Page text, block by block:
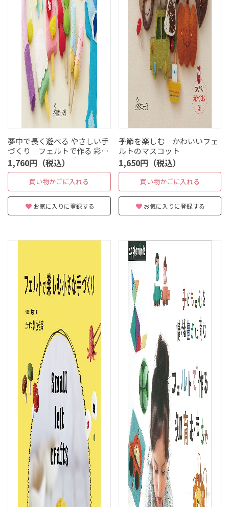
夢中で長く遊べる やさしい手
づくり フェルトで作る 彩り
おもちゃとおままごと
1,760円（税込）
買い物かごに入れる
お気に入りに登録する
季節を楽しむ かわいいフェ
ルトのマスコット
1,650円（税込）
買い物かごに入れる
お気に入りに登録する